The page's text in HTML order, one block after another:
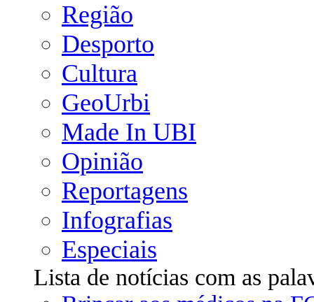
Região
Desporto
Cultura
GeoUrbi
Made In UBI
Opinião
Reportagens
Infografias
Especiais
Lista de notícias com as